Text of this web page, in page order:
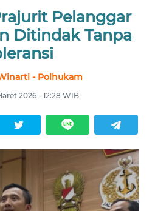
Pelanggar
Ditindak Tanpa
- Polhukam
2026 - 12:28 WIB